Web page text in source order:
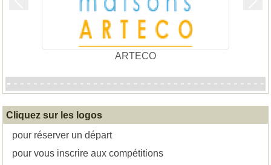
ARTECO
Cliquez sur les logos
pour réserver un départ
pour vous inscrire aux compétitions